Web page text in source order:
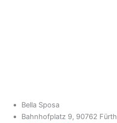
Bella Sposa
Bahnhofplatz 9, 90762 Fürth